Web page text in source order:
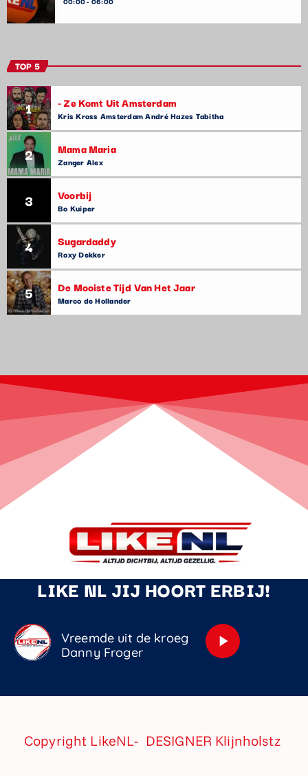
TOP 5
1 - Ze Komt Uit Amsterdam
Kris Kross Amsterdam André Hazes Tabitha
2 Mama Maria
Zanger Alex
3 Voorbij
Bo Kuiper
4 Sugardaddy
Roxy Dekker
5 De Mooiste Tijd Van Het Jaar
Marco de Hollander
LIKE NL JIJ HOORT ERBIJ!
Vreemde uit de kroeg
Danny Froger
play_arrow
Copyright LikeNL- DESIGNER Klijnholstz